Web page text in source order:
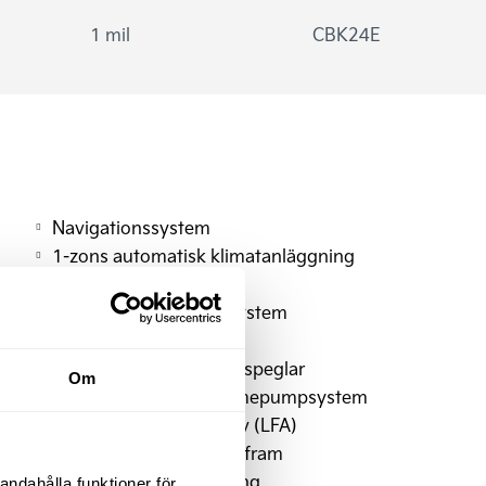
Om
1 mil CBK24E
Navigationssystem
1-zons automatisk klimatanläggning
Batteriuppvärmningssystem
Uppvärmbara sidobackspeglar
Energibesparande värmepumpsystem
Filkörningssystem-aktiv (LFA)
Förvaringsfack i golvet fram